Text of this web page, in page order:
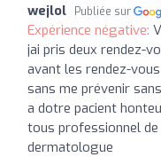
wejlol Publiée sur
Expérience négative:
jai pris deux rendez-
avant les rendez-
sans me prévenir
a dotre pacient
tous professionnel de
dermatologue